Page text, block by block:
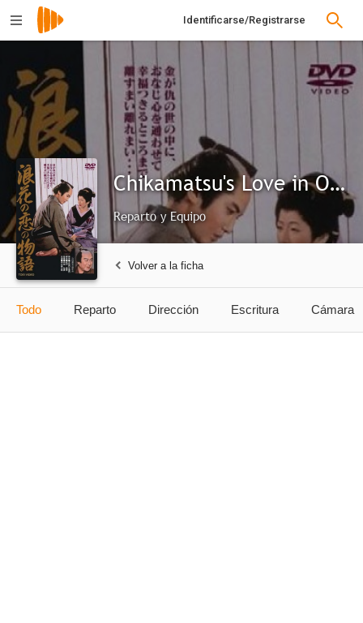
Identificarse/Registrarse
Chikamatsu's Love in Osaka
Reparto y Equipo
Volver a la ficha
Todo Reparto Dirección Escritura Cámara